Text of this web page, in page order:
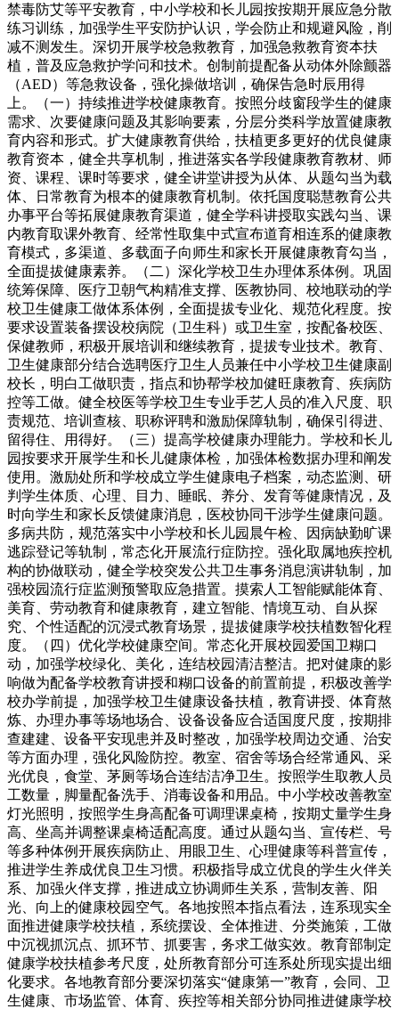
禁毒防艾等平安教育，中小学校和长儿园按按期开展应急分散
练习训练，加强学生平安防护认识，学会防止和规避风险，削
减不测发生。深切开展学校急救教育，加强急救教育资本扶
植，普及应急救护学问和技术。创制前提配备从动体外除颤器
（AED）等急救设备，强化操做培训，确保告急时辰用得
上。（一）持续推进学校健康教育。按照分歧窗段学生的健康
需求、次要健康问题及其影响要素，分层分类科学放置健康教
育内容和形式。扩大健康教育供给，扶植更多更好的优良健康
教育资本，健全共享机制，推进落实各学段健康教育教材、师
资、课程、课时等要求，健全讲堂讲授为从体、从题勾当为载
体、日常教育为根本的健康教育机制。依托国度聪慧教育公共
办事平台等拓展健康教育渠道，健全学科讲授取实践勾当、课
内教育取课外教育、经常性取集中式宣布道育相连系的健康教
育模式，多渠道、多载面子向师生和家长开展健康教育勾当，
全面提拔健康素养。（二）深化学校卫生办理体系体例。巩固
统筹保障、医疗卫朝气构精准支撑、医教协同、校地联动的学
校卫生健康工做体系体例，全面提拔专业化、规范化程度。按
要求设置装备摆设校病院（卫生科）或卫生室，按配备校医、
保健教师，积极开展培训和继续教育，提拔专业技术。教育、
卫生健康部分结合选聘医疗卫生人员兼任中小学校卫生健康副
校长，明白工做职责，指点和协帮学校加健旺康教育、疾病防
控等工做。健全校医等学校卫生专业手艺人员的准入尺度、职
责规范、培训查核、职称评聘和激励保障轨制，确保引得进、
留得住、用得好。（三）提高学校健康办理能力。学校和长儿
园按要求开展学生和长儿健康体检，加强体检数据办理和阐发
使用。激励处所和学校成立学生健康电子档案，动态监测、研
判学生体质、心理、目力、睡眠、养分、发育等健康情况，及
时向学生和家长反馈健康消息，医校协同干涉学生健康问题。
多病共防，规范落实中小学校和长儿园晨午检、因病缺勤旷课
逃踪登记等轨制，常态化开展流行症防控。强化取属地疾控机
构的协做联动，健全学校突发公共卫生事务消息演讲轨制，加
强校园流行症监测预警取应急措置。摸索人工智能赋能体育、
美育、劳动教育和健康教育，建立智能、情境互动、自从探
究、个性适配的沉浸式教育场景，提拔健康学校扶植数智化程
度。（四）优化学校健康空间。常态化开展校园爱国卫糊口
动，加强学校绿化、美化，连结校园清洁整洁。把对健康的影
响做为配备学校教育讲授和糊口设备的前置前提，积极改善学
校办学前提，加强学校卫生健康设备扶植，教育讲授、体育熬
炼、办理办事等场地场合、设备设备应合适国度尺度，按期排
查建建、设备平安现患并及时整改，加强学校周边交通、治安
等方面办理，强化风险防控。教室、宿舍等场合经常通风、采
光优良，食堂、茅厕等场合连结洁净卫生。按照学生取教人员
工数量，脚量配备洗手、消毒设备和用品。中小学校改善教室
灯光照明，按照学生身高配备可调理课桌椅，按期丈量学生身
高、坐高并调整课桌椅适配高度。通过从题勾当、宣传栏、号
等多种体例开展疾病防止、用眼卫生、心理健康等科普宣传，
推进学生养成优良卫生习惯。积极指导成立优良的学生火伴关
系、加强火伴支撑，推进成立协调师生关系，营制友善、阳
光、向上的健康校园空气。各地按照本指点看法，连系现实全
面推进健康学校扶植，系统摆设、全体推进、分类施策，工做
中沉视抓沉点、抓环节、抓要害，务求工做实效。教育部制定
健康学校扶植参考尺度，处所教育部分可连系处所现实提出细
化要求。各地教育部分要深切落实“健康第一”教育，会同、卫
生健康、市场监管、体育、疾控等相关部分协同推进健康学校